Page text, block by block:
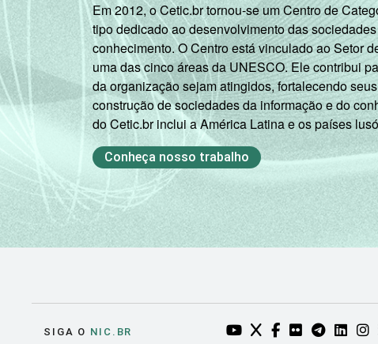
Em 2012, o Cetic.br tornou-se um Centro de
tipo dedicado ao desenvolvimento das
conhecimento. O Centro está vinculado ao Setor
uma das cinco áreas da UNESCO. Ele contribui
da organização sejam atingidos, fortalecendo
construção de sociedades da informação e do
do Cetic.br inclui a América Latina e os países
Conheça nosso trabalho
SIGA O NIC.BR YOUTUBE DO NIC.BR
TWITTER DO NIC.BR
FACEBOOK DO
FLICKR DO